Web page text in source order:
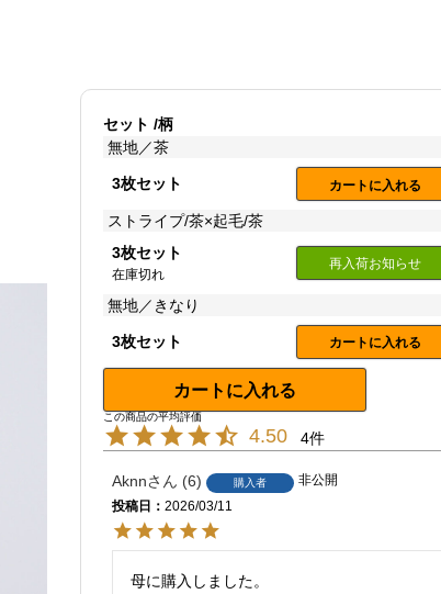
セット
柄
無地／茶
3枚セット カートに入れる
ストライプ/茶×起毛/茶
3枚セット
在庫切れ
再入荷お知らせ
無地／きなり
3枚セット カートに入れる
カートに入れる
4.50 4
Aknn 6 購入者
非公開
投稿日
2026/03/11
母に購入しました。